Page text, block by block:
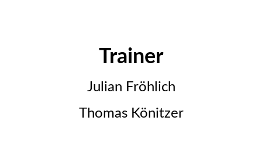
Trainer
Julian Fröhlich
Thomas Könitzer